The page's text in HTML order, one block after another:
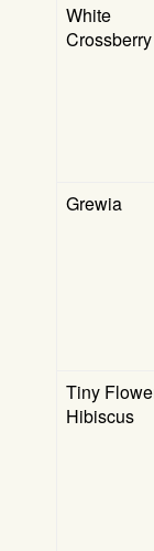
White
Crossberry
Grewia
Tiny
Hibiscus